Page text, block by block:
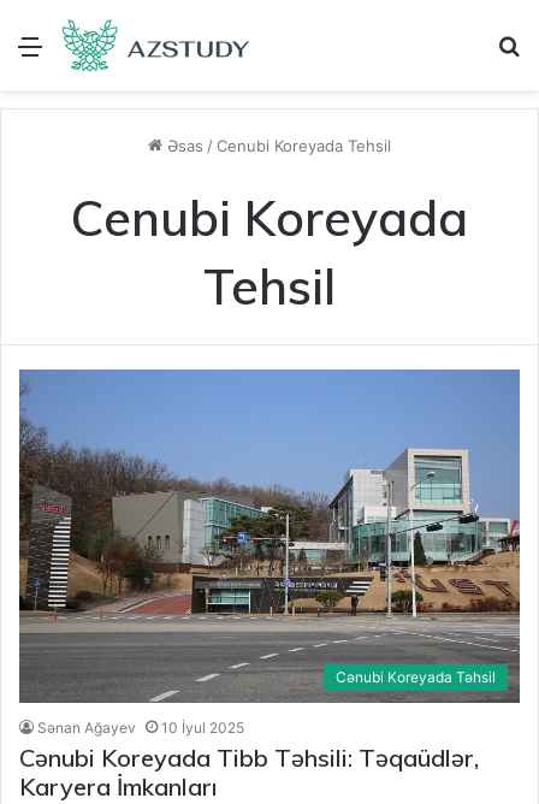
Menu
Əsas /Cenubi Koreyada Tehsil
Cenubi Koreyada
Tehsil
Cənubi Koreyada Təhsil
Sənan Ağayev 10 İyul 2025
Cənubi Koreyada Tibb Təhsili: Təqaüdlər,
Karyera İmkanları